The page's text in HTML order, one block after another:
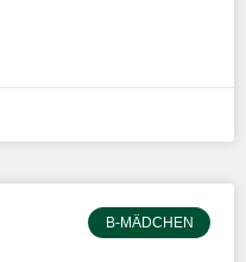
B-MÄDCHEN